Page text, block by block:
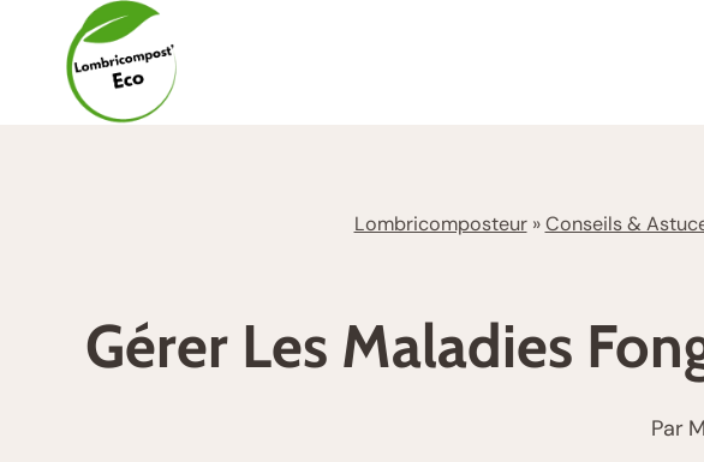
contenu
Lombricomposteur»Conseils &
Gérer Les Maladies
Par